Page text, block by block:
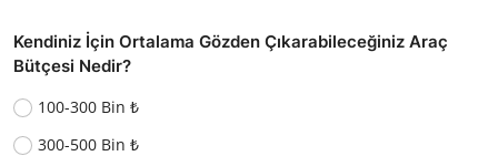
Kendiniz İçin Ortalama Gözden Çıkarabileceğiniz Araç
Bütçesi Nedir?
100-300 Bin ₺
300-500 Bin ₺